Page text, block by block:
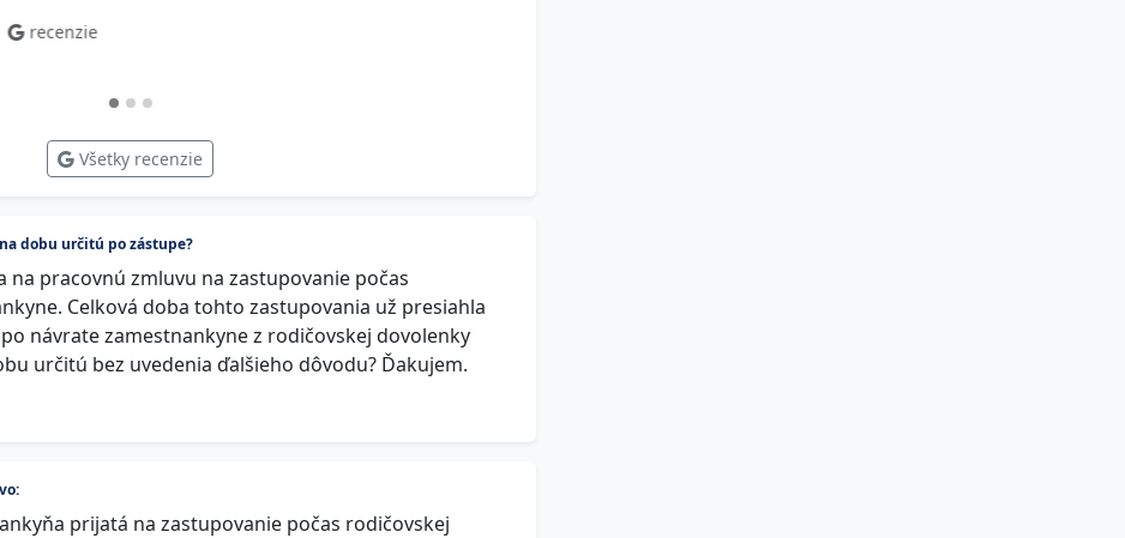
recenzie
Všetky recenzie
dobu určitú po zástupe?
pracovnú zmluvu na zastupovanie počas
Celková doba tohto zastupovania už presiahla
návrate zamestnankyne z rodičovskej dovolenky
určitú bez uvedenia ďalšieho dôvodu? Ďakujem.
prijatá na zastupovanie počas rodičovskej